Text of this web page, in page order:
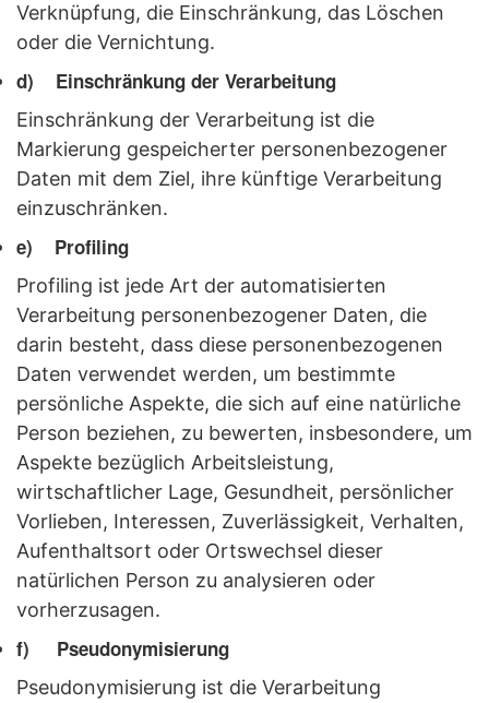
Verknüpfung, die Einschränkung, das Löschen
oder die Vernichtung.
d) Einschränkung der Verarbeitung
Einschränkung der Verarbeitung ist die
Markierung gespeicherter personenbezogener
Daten mit dem Ziel, ihre künftige Verarbeitung
einzuschränken.
e) Profiling
Profiling ist jede Art der automatisierten
Verarbeitung personenbezogener Daten, die
darin besteht, dass diese personenbezogenen
Daten verwendet werden, um bestimmte
persönliche Aspekte, die sich auf eine natürliche
Person beziehen, zu bewerten, insbesondere, um
Aspekte bezüglich Arbeitsleistung,
wirtschaftlicher Lage, Gesundheit, persönlicher
Vorlieben, Interessen, Zuverlässigkeit, Verhalten,
Aufenthaltsort oder Ortswechsel dieser
natürlichen Person zu analysieren oder
vorherzusagen.
f) Pseudonymisierung
Pseudonymisierung ist die Verarbeitung